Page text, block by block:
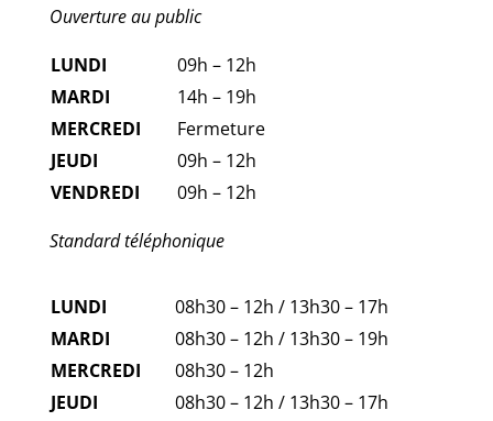
Ouverture au public
LUNDI
09h – 12h
MARDI
14h – 19h
MERCREDI
Fermeture
JEUDI
09h – 12h
VENDREDI
09h – 12h
Standard téléphonique
LUNDI
08h30 – 12h / 13h30 – 17h
MARDI
08h30 – 12h / 13h30 – 19h
MERCREDI
08h30 – 12h
JEUDI
08h30 – 12h / 13h30 – 17h